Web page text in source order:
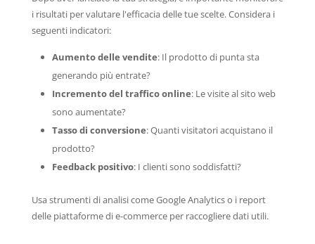
i risultati per valutare l'efficacia delle tue scelte. Considera i
seguenti indicatori:
Aumento delle vendite: Il prodotto di punta sta
generando più entrate?
Incremento del traffico online: Le visite al sito web
sono aumentate?
Tasso di conversione: Quanti visitatori acquistano il
prodotto?
Feedback positivo: I clienti sono soddisfatti?
Usa strumenti di analisi come Google Analytics o i report
delle piattaforme di e-commerce per raccogliere dati utili.